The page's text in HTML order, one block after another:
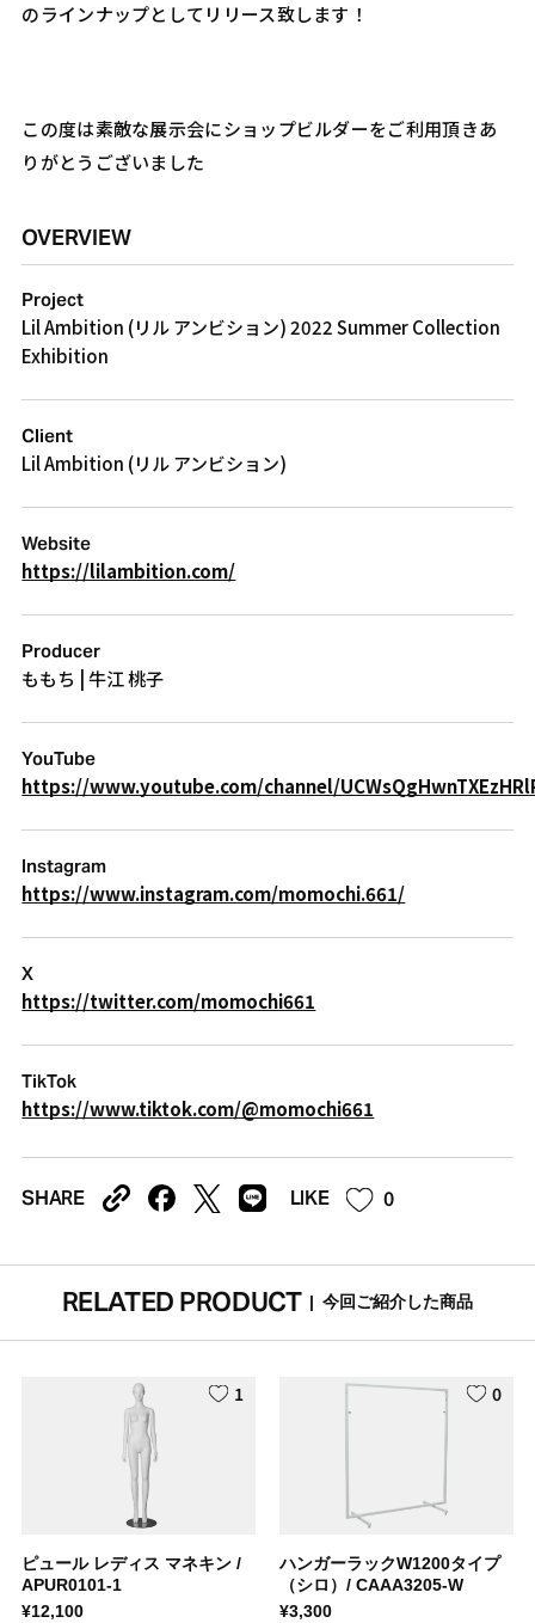
のラインナップとしてリリース致します！
この度は素敵な展示会にショップビルダーをご利用頂きあ
りがとうございました
OVERVIEW
Project
Lil Ambition (リル アンビション) 2022 Summer Collection
Exhibition
Client
Lil Ambition (リル アンビション)
Website
https://lilambition.com/
Producer
ももち | 牛江 桃子
YouTube
https://www.youtube.com/channel/
Instagram
https://www.instagram.com/momochi.661/
X
https://twitter.com/momochi661
TikTok
https://www.tiktok.com/@momochi661
SHARE LIKE 0
RELATED PRODUCT | 今回ご紹介した商品
ピュール レディス マネキン /
APUR0101-1
¥12,100
1
ハンガーラックW1200タイプ
（シロ）/ CAAA3205-W
¥3,300
0